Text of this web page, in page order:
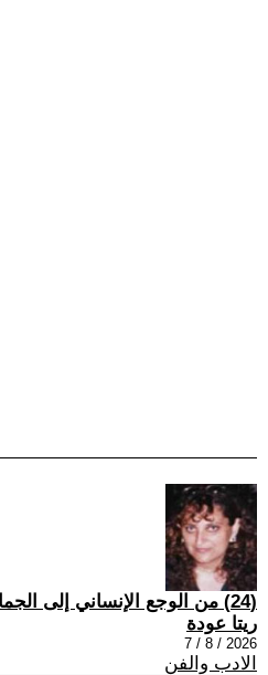
(24) من الوجع الإنساني إلى الجمال المقاوم
ريتا عودة
2026 / 8 / 7
الادب والفن